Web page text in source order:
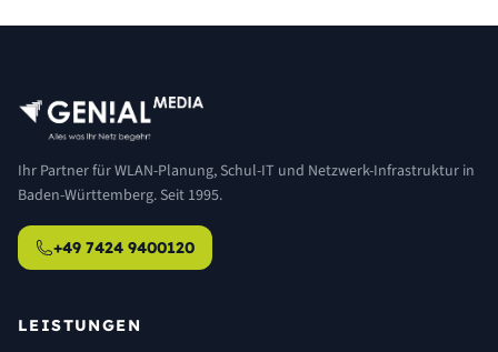
Ihr Partner für WLAN-Planung, Schul-IT und Netzwerk-Infrastruktur in
Baden-Württemberg. Seit 1995.
+49 7424 9400120
LEISTUNGEN